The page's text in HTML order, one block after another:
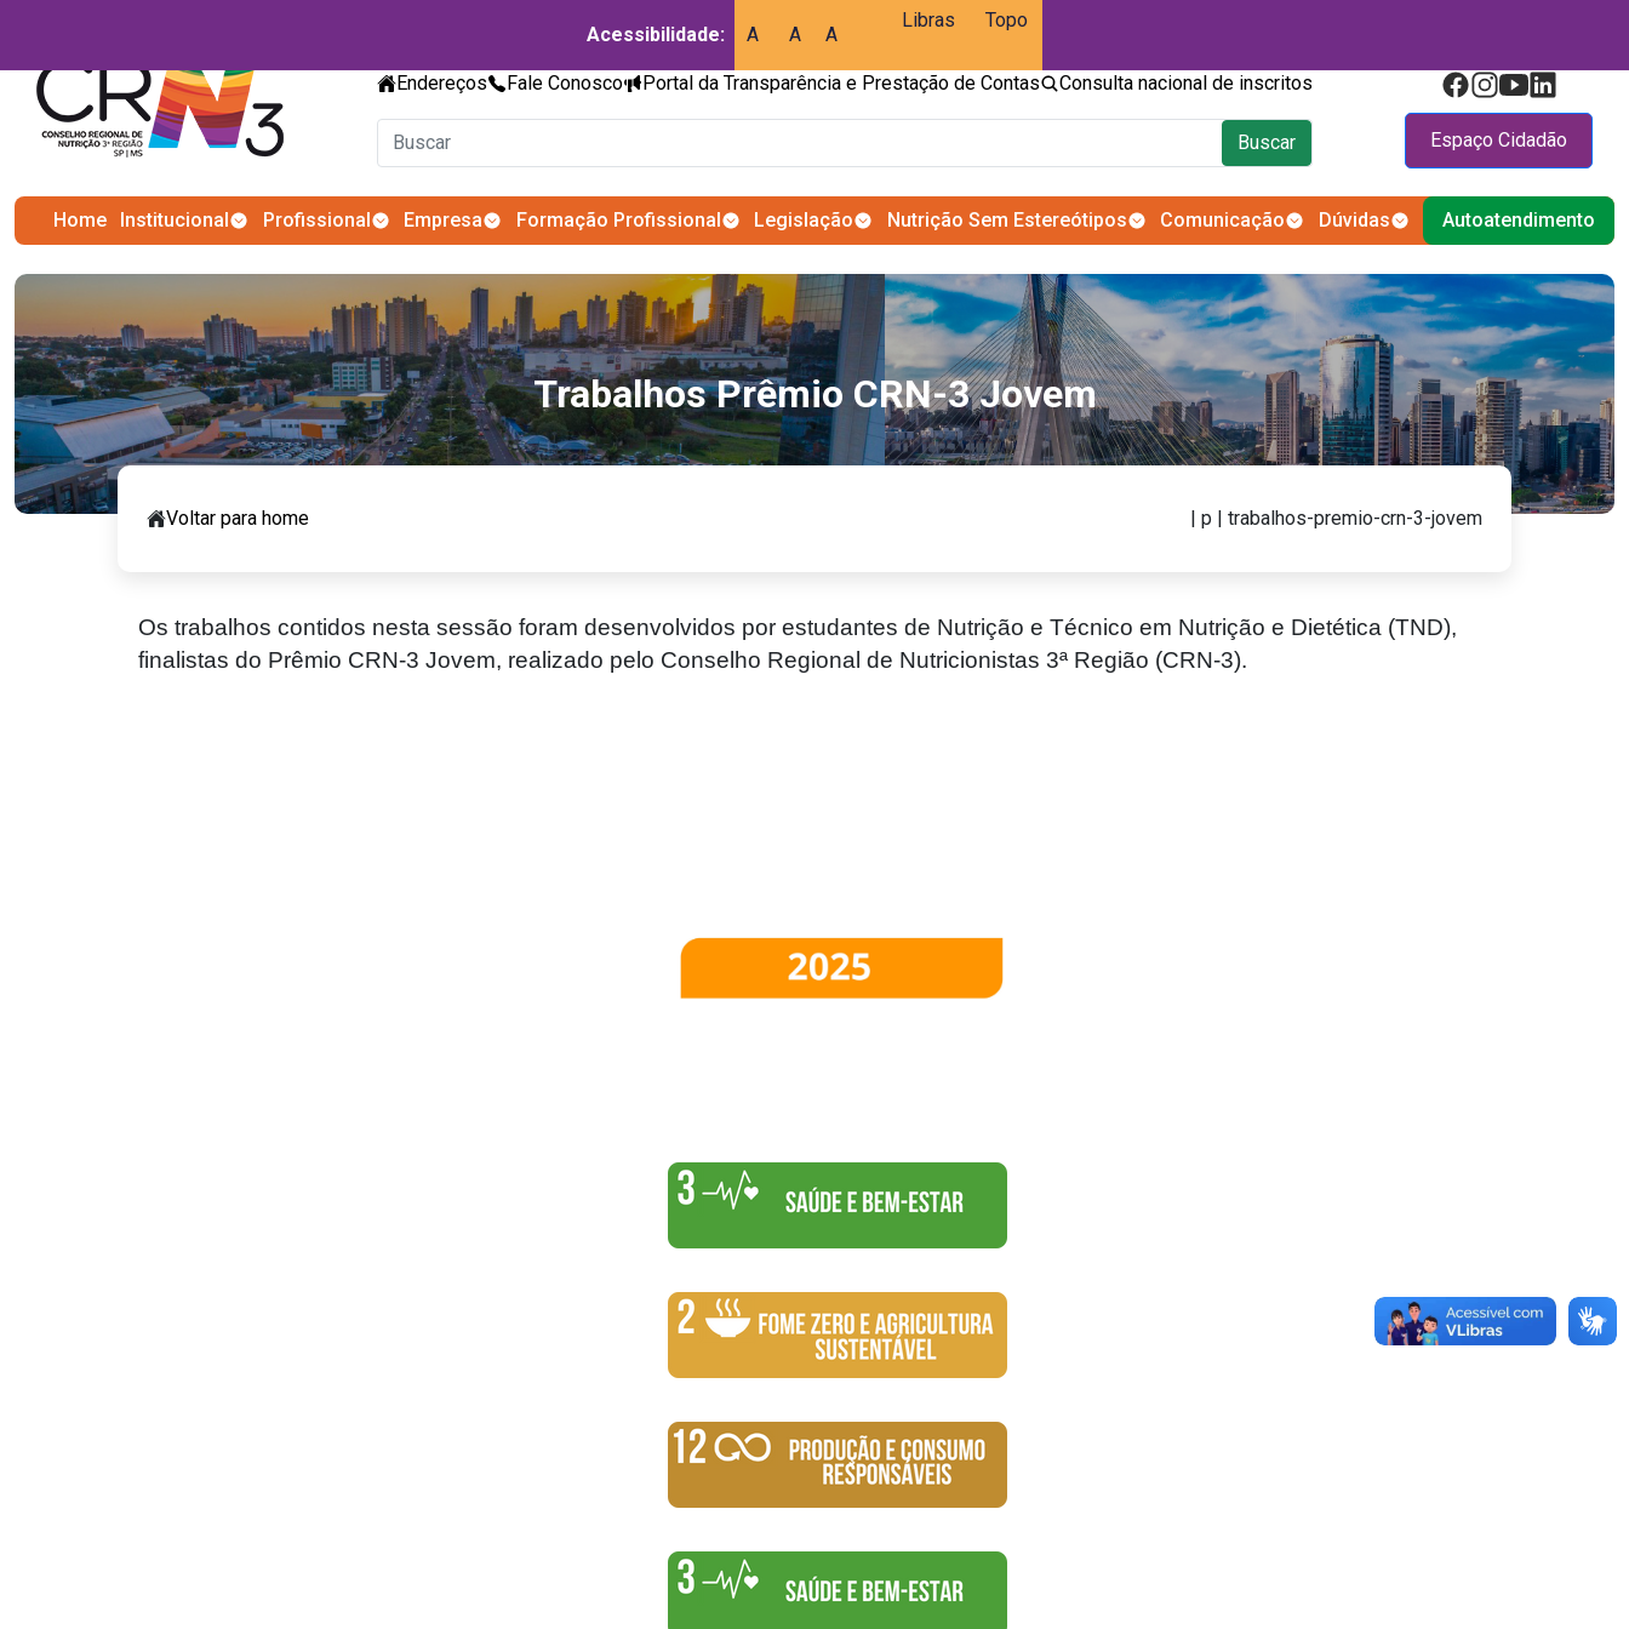
Acessibilidade: A A A
Topo
Endereços Fale Conosco Portal da Transparência e Prestação de Contas Consulta nacional de inscritos
Buscar Espaço Cidadão
Home Institucional Profissional Empresa Formação Profissional Legislação Nutrição Sem Estereótipos Comunicação Dúvidas Autoatendimento
Trabalhos Prêmio CRN-3 Jovem
Voltar para home | p | trabalhos-premio-crn-3-jovem
Os trabalhos contidos nesta sessão foram desenvolvidos por estudantes de Nutrição e Técnico em Nutrição e Dietética (TND),
finalistas do Prêmio CRN-3 Jovem, realizado pelo Conselho Regional de Nutricionistas 3ª Região (CRN-3).